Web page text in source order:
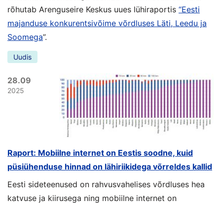
rõhutab Arenguseire Keskus uues lühiraportis “Eesti
majanduse konkurentsivõime võrdluses Läti, Leedu ja
Soomega”.
Uudis
28.09
2025
Raport: Mobiilne internet on Eestis soodne, kuid
püsiühenduse hinnad on lähiriikidega võrreldes kallid
Eesti sideteenused on rahvusvahelises võrdluses hea
katvuse ja kiirusega ning mobiilne internet on